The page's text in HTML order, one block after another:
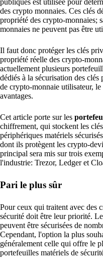
publiques est utilisée pour
des crypto monnaies. Ces clés
propriété des crypto-monnaies;
monnaies ne peuvent pas être
Il faut donc protéger les clés
propriété réelle des crypto-
actuellement plusieurs
dédiés à la sécurisation des clés
de crypto-monnaie utilisateur,
avantages.
Cet article porte sur les
chiffrement, qui stockent les
périphériques matériels
dont ils protègent les crypto-
principal sera mis sur trois
l'industrie: Trezor, Ledger et
Pari le plus sûr
Pour ceux qui traitent avec des
sécurité doit être leur priorité.
peuvent être sécurisées de
Cependant, l'option la plus
généralement celle qui offre le
portefeuilles matériels de